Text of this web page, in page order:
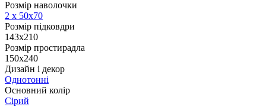
Розмір наволочки
2 х 50х70
Розмір підковдри
143x210
Розмір простирадла
150х240
Дизайн і декор
Однотонні
Основний колір
Сірий